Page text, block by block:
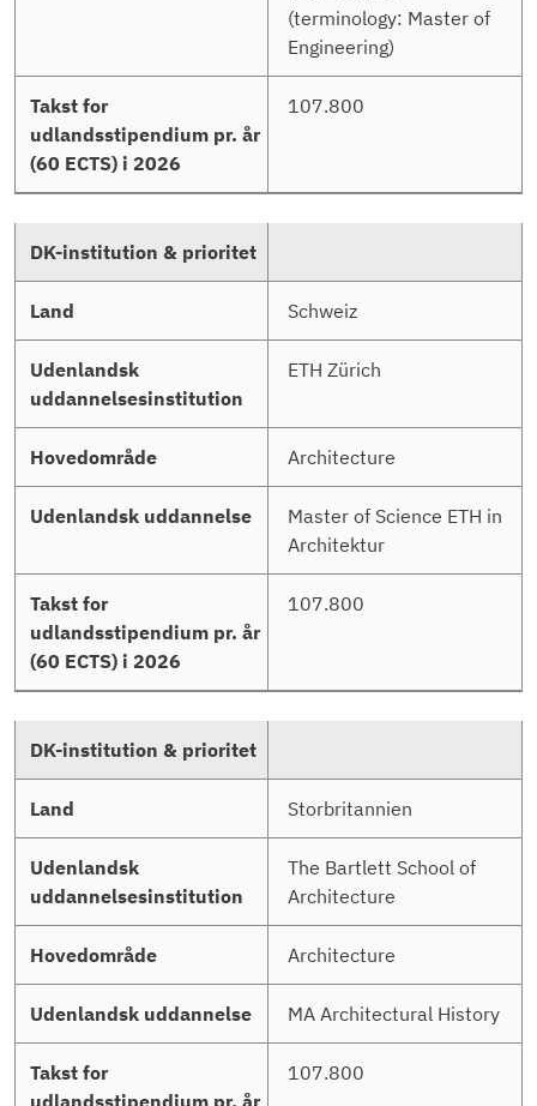
(terminology: Master of
Engineering)
107.800
Schweiz
ETH Zürich
Architecture
Master of Science ETH in
Architektur
107.800
Storbritannien
The Bartlett School of
Architecture
Architecture
MA Architectural History
107.800